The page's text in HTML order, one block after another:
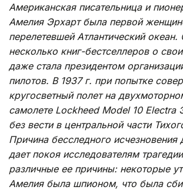
Американская писательница и
Амелия Эрхарт была первой
перелетевшей Атлантический океан.
несколько книг-бестселлеров о
даже стала президентом
пилотов. В 1937 г. при попытке
кругосветный полет на
самолете Lockheed Model 10 Electra
без вести в центральной части
Причина бесследного исчезновения
дает покоя исследователям
различные ее причины: некоторые
Амелия была шпионом, что была